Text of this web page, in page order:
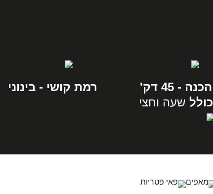
הכנה - 45 דק'
כולל שעה וחצי
רמת קושי - בינוני
מאפים פאי פטריות